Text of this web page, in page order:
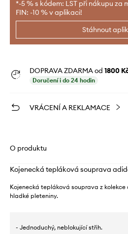
*-5 % s kódem: LST při nákupu za
FIN: -10 % v aplikaci!
Stáhnout
DOPRAVA ZDARMA od 1800
Doručení i do 24 hodin
VRÁCENÍ A REKLAMACE
O produktu
Kojenecká tepláková souprava
Kojenecká tepláková souprava z
hladké pleteniny.
- Jednoduchý, neblokující střih.